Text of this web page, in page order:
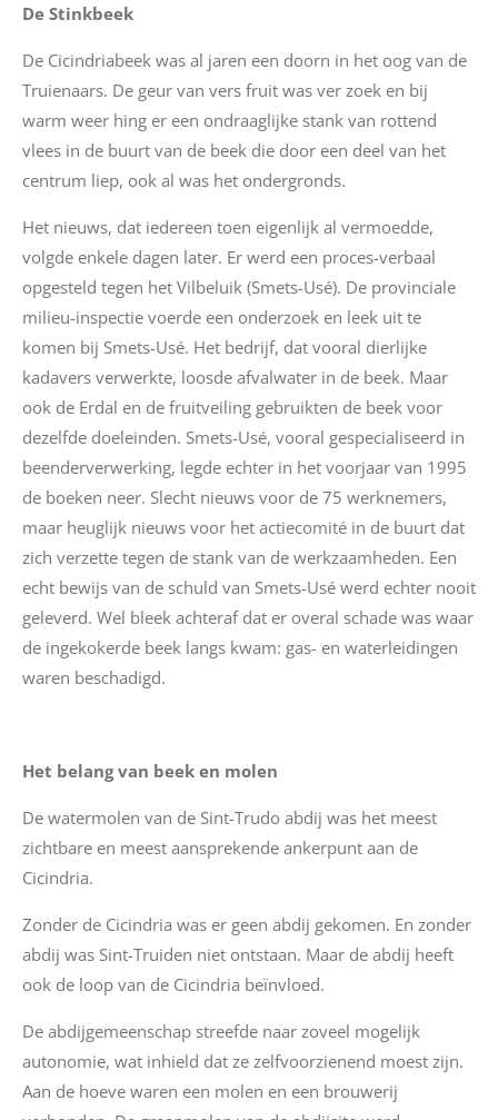
De Stinkbeek
De Cicindriabeek was al jaren een doorn in het oog van de
Truienaars. De geur van vers fruit was ver zoek en bij
warm weer hing er een ondraaglijke stank van rottend
vlees in de buurt van de beek die door een deel van het
centrum liep, ook al was het ondergronds.
Het nieuws, dat iedereen toen eigenlijk al vermoedde,
volgde enkele dagen later. Er werd een proces-verbaal
opgesteld tegen het Vilbeluik (Smets-Usé). De provinciale
milieu-inspectie voerde een onderzoek en leek uit te
komen bij Smets-Usé. Het bedrijf, dat vooral dierlijke
kadavers verwerkte, loosde afvalwater in de beek. Maar
ook de Erdal en de fruitveiling gebruikten de beek voor
dezelfde doeleinden. Smets-Usé, vooral gespecialiseerd in
beenderverwerking, legde echter in het voorjaar van 1995
de boeken neer. Slecht nieuws voor de 75 werknemers,
maar heuglijk nieuws voor het actiecomité in de buurt dat
zich verzette tegen de stank van de werkzaamheden. Een
echt bewijs van de schuld van Smets-Usé werd echter nooit
geleverd. Wel bleek achteraf dat er overal schade was waar
de ingekokerde beek langs kwam: gas- en waterleidingen
waren beschadigd.
Het belang van beek en molen
De watermolen van de Sint-Trudo abdij was het meest
zichtbare en meest aansprekende ankerpunt aan de
Cicindria.
Zonder de Cicindria was er geen abdij gekomen. En zonder
abdij was Sint-Truiden niet ontstaan. Maar de abdij heeft
ook de loop van de Cicindria beïnvloed.
De abdijgemeenschap streefde naar zoveel mogelijk
autonomie, wat inhield dat ze zelfvoorzienend moest zijn.
Aan de hoeve waren een molen en een brouwerij